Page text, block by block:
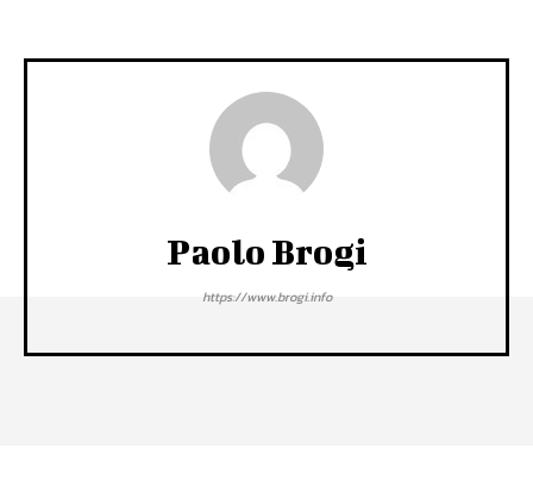
Paolo Brogi
https://www.brogi.info